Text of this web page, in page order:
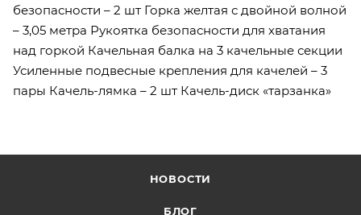
безопасности – 2 шт Горка желтая с двойной волной
– 3,05 метра Рукоятка безопасности для хватания
над горкой Качельная балка на 3 качельные секции
Усиленные подвесные крепления для качелей – 3
пары Качель-лямка – 2 шт Качель-диск «тарзанка»
НОВОСТИ
БЛОГ